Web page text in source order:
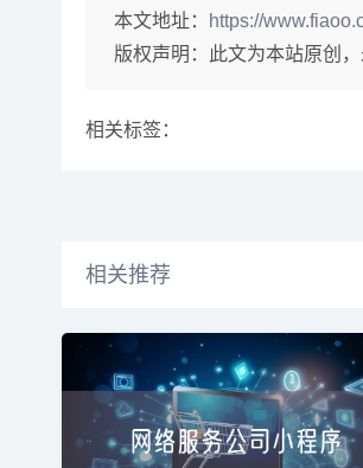
本文地址：
https://
版权声明：此文为本站原创，
相关标签：
相关推荐